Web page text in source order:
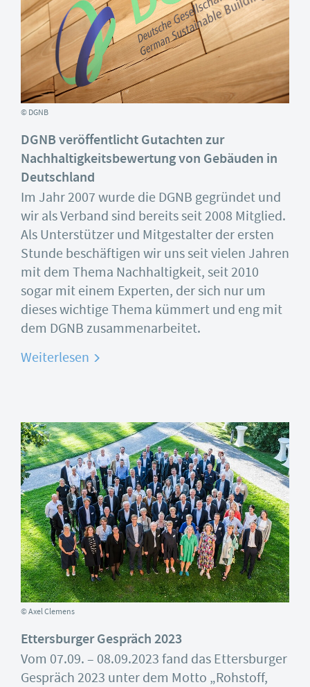
© DGNB
DGNB veröffentlicht Gutachten zur
Nachhaltigkeitsbewertung von Gebäuden in
Deutschland
Im Jahr 2007 wurde die DGNB gegründet und
wir als Verband sind bereits seit 2008 Mitglied.
Als Unterstützer und Mitgestalter der ersten
Stunde beschäftigen wir uns seit vielen Jahren
mit dem Thema Nachhaltigkeit, seit 2010
sogar mit einem Experten, der sich nur um
dieses wichtige Thema kümmert und eng mit
dem DGNB zusammenarbeitet.
Weiterlesen
© Axel Clemens
Ettersburger Gespräch 2023
Vom 07.09. – 08.09.2023 fand das Ettersburger
Gespräch 2023 unter dem Motto „Rohstoff,